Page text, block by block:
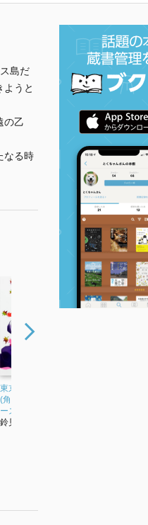
島だ
ようと
の乙
なる時
東京レイヴンズ (4)
(角川コミックス・エ
ース)
鈴見敦